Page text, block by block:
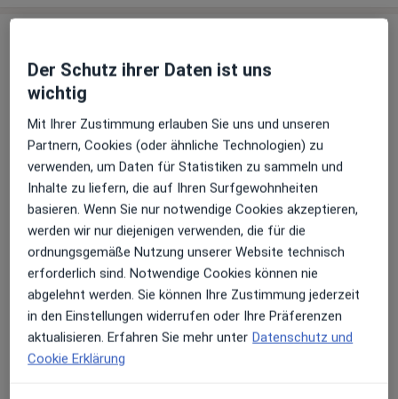
Praxis Thomas Sauerbier Facharzt für
Neurologie und Psychiatrie
Hervester Str. 55, Brassert, 45768Marl
Zu Google Mapsöffnet in einer neuen
Verfügbarkeit
Thomas Sauerbier bietet an diesem Standort über
Jameda keine Online-Terminbuchung an
Zahlungsmodalitäten (private Besuche)
Akzeptierte Versicherungen
Der Schutz ihrer Daten ist uns
wichtig
Mit Ihrer Zustimmung erlauben Sie uns und unseren
Partnern, Cookies (oder ähnliche Technologien) zu
verwenden, um Daten für Statistiken zu sammeln und
Inhalte zu liefern, die auf Ihren Surfgewohnheiten
basieren. Wenn Sie nur notwendige Cookies akzeptieren,
werden wir nur diejenigen verwenden, die für die
ordnungsgemäße Nutzung unserer Website technisch
erforderlich sind. Notwendige Cookies können nie
abgelehnt werden. Sie können Ihre Zustimmung jederzeit
in den Einstellungen widerrufen oder Ihre Präferenzen
aktualisieren. Erfahren Sie mehr unter Datenschutz und
Cookie Erklärung